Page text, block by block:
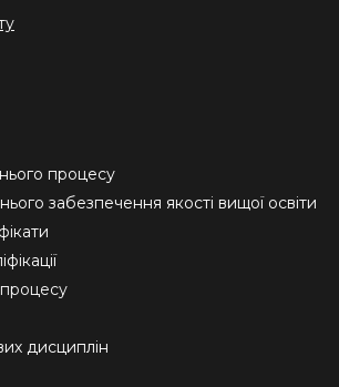
процесу
забезпечення якості вищої освіти
дисциплін